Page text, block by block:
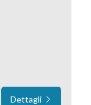
Dettagli